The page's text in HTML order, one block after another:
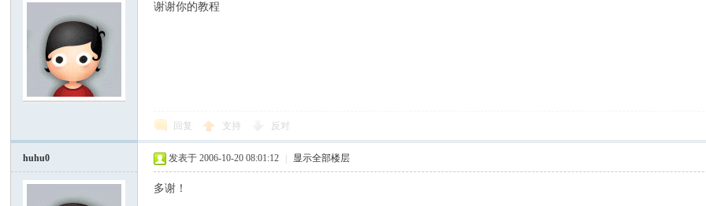
谢谢你的教程
回复 支持 反对
huhu0 发表于 2006-10-20 08:01:12 显示全部楼层
多谢！